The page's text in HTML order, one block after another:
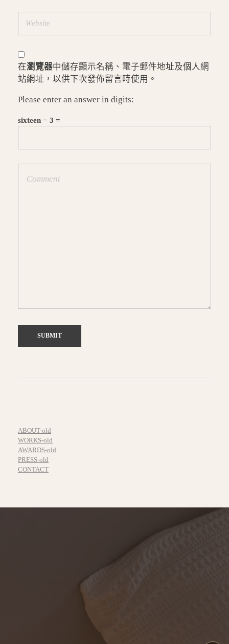
在瀏覽器中儲存顯示名稱、電子郵件地址及個人網
站網址，以供下次發佈留言時使用。
Please enter an answer in digits:
sixteen − 3 =
ABOUT-old
WORKS-old
AWARDS-old
PRESS-old
CONTACT